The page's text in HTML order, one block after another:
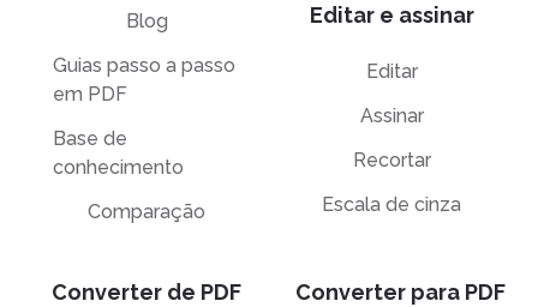
Blog
Guias passo a passo
em PDF
Base de
conhecimento
Comparação
Editar e assinar
Editar
Assinar
Recortar
Escala de cinza
Converter de PDF Converter para PDF